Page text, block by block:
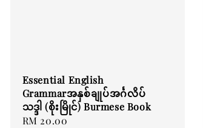
Essential English
Grammarအနှစ်ချုပ်အင်္ဂလိပ်
သဒ္ဒါ (စိုးမြိုင်) Burmese Book
Regular
RM 20.00